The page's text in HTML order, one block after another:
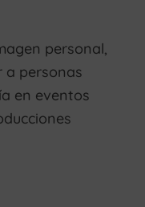
personal,
a personas
en eventos